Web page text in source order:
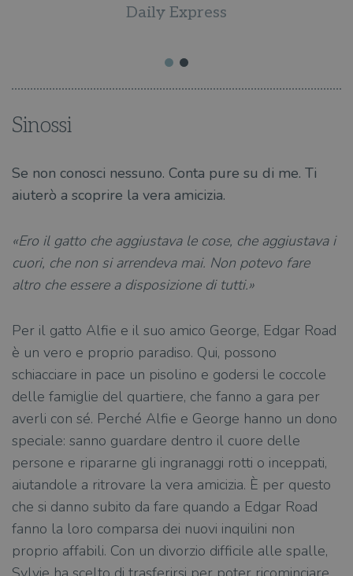
Daily Express
Sinossi
Se non conosci nessuno. Conta pure su di me. Ti
aiuterò a scoprire la vera amicizia.
«Ero il gatto che aggiustava le cose, che aggiustava i
cuori, che non si arrendeva mai. Non potevo fare
altro che essere a disposizione di tutti.»
Per il gatto Alfie e il suo amico George, Edgar Road
è un vero e proprio paradiso. Qui, possono
schiacciare in pace un pisolino e godersi le coccole
delle famiglie del quartiere, che fanno a gara per
averli con sé. Perché Alfie e George hanno un dono
speciale: sanno guardare dentro il cuore delle
persone e ripararne gli ingranaggi rotti o inceppati,
aiutandole a ritrovare la vera amicizia. È per questo
che si danno subito da fare quando a Edgar Road
fanno la loro comparsa dei nuovi inquilini non
proprio affabili. Con un divorzio difficile alle spalle,